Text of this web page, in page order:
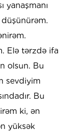
yanaşmanı
Elə tərzdə ifa
olsun. Bu
sevdiyim
Bu
ki, ən
yüksək